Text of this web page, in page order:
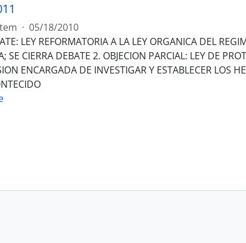
· 05/18/2010
LEY REFORMATORIA A LA LEY ORGANICA DEL
SE CIERRA DEBATE 2. OBJECION PARCIAL: LEY DE
ENCARGADA DE INVESTIGAR Y ESTABLECER LOS